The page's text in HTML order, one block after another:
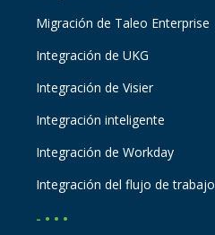
Migración de Taleo Enterprise
Integración de UKG
Integración de Visier
Integración inteligente
Integración de Workday
Integración del flujo de trabajo
- • • •